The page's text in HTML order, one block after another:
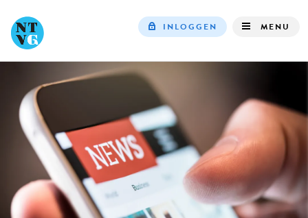
INLOGGEN MENU